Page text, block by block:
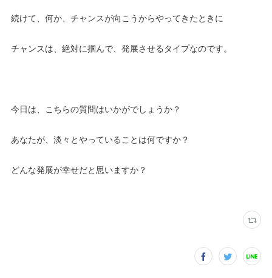
続けて、何か、チャンスが向こうからやってきたときに
チャンスは、絶対に掴んで、発展させるタイプなのです。
今日は、こちらの質問はいかがでしょうか？
あなたが、淡々とやっていることは何ですか？
どんな発展が幸せだと思いますか？